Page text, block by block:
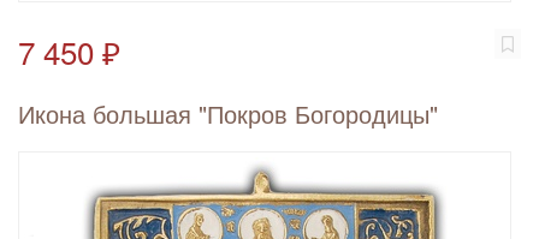
7 450 ₽
Икона большая "Покров Богородицы"